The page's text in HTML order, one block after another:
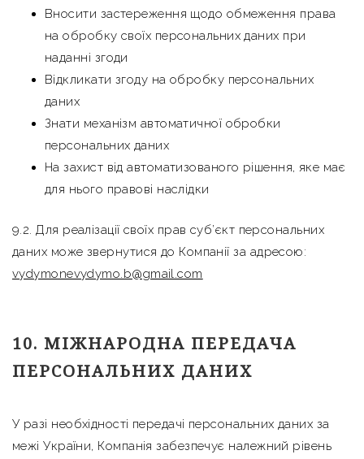
Вносити застереження щодо обмеження права
на обробку своїх персональних даних при
наданні згоди
Відкликати згоду на обробку персональних
даних
Знати механізм автоматичної обробки
персональних даних
На захист від автоматизованого рішення, яке має
для нього правові наслідки
9.2. Для реалізації своїх прав суб’єкт персональних
даних може звернутися до Компанії за адресою:
vydymonevydymo.b@gmail.com
10. МІЖНАРОДНА ПЕРЕДАЧА
ПЕРСОНАЛЬНИХ ДАНИХ
У разі необхідності передачі персональних даних за
межі України, Компанія забезпечує належний рівень